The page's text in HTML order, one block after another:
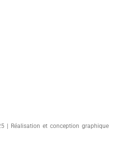
| Réalisation et conception graphique